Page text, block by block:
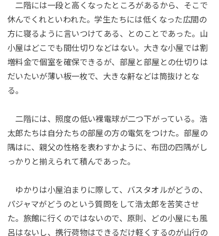
二階には一段と高くなったところがあるから、そこで
休んでくれといわれた。学生たちには低くなった広間の
方に寝るように言いつけてある、とのことであった。山
小屋はどこでも間仕切りなどはない。大きな小屋では割
増料金で個室を確保できるが、部屋と部屋との仕切りは
だいたいが薄い板一枚で、大きな鼾などは筒抜けとな
る。
二階には、照度の低い裸電球が二つ下がっている。浩
太郎たちは自分たちの部屋の方の電気をつけた。部屋の
隅はに、親父の性格を表わすかように、布団の四隅がし
っかりと揃えられて積んであった。
ゆかりは小屋泊まりに際して、バスタオルがどうの、
パジャマがどうのという質問をして浩太郎を苦笑させ
た。旅館に行くのではないので、原則、どの小屋にも風
呂はないし、携行荷物はできるだけ軽くするのが山行の